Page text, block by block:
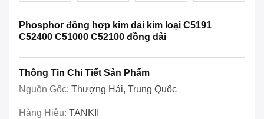
Phosphor đồng hợp kim dải kim loại C5191
C52400 C51000 C52100 đồng dải
Thông Tin Chi Tiết Sản Phẩm
Nguồn Gốc: Thượng Hải, Trung Quốc
Hàng Hiệu: TANKII